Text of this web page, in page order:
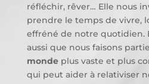
réfléchir, rêver… Elle nous
prendre le temps de vivre,
effréné de notre quotidien.
aussi que nous faisons
mondeplus vaste et plus
qui peut aider à relativiser